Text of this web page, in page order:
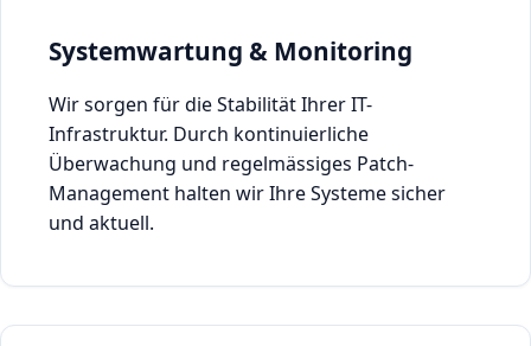
Systemwartung & Monitoring
Wir sorgen für die Stabilität Ihrer IT-
Infrastruktur. Durch kontinuierliche
Überwachung und regelmässiges Patch-
Management halten wir Ihre Systeme sicher
und aktuell.